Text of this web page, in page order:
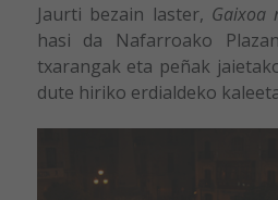
Jaurti bezain laster, Gaixoa
hasi da Nafarroako
txarangak eta peñak
dute hiriko erdialdeko